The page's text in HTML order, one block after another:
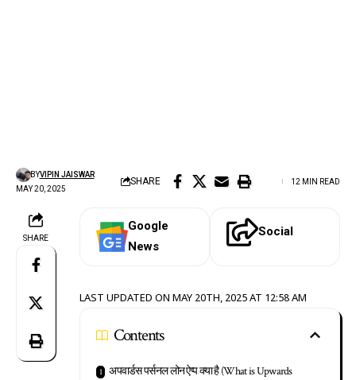
BYVIPIN JAISWAR
MAY 20, 2025
SHARE 12 MIN READ
SHARE
Google
News
Social
LAST UPDATED ON MAY 20TH, 2025 AT 12:58 AM
Contents
अपवार्डस पर्सनल लोन ऐप्प क्या है (What is Upwards